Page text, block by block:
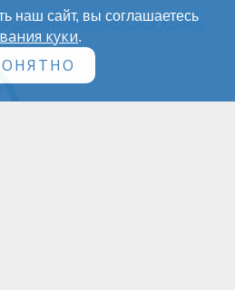
персональных данных
наш сайт, вы соглашаетесь
куки.